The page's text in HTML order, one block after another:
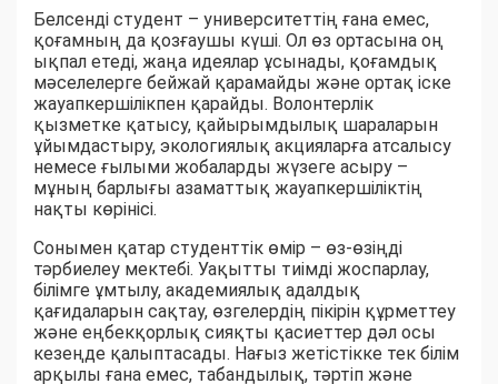
Белсенді студент – университеттің ғана емес,
қоғамның да қозғаушы күші. Ол өз ортасына оң
ықпал етеді, жаңа идеялар ұсынады, қоғамдық
мәселелерге бейжай қарамайды және ортақ іске
жауапкершілікпен қарайды. Волонтерлік
қызметке қатысу, қайырымдылық шараларын
ұйымдастыру, экологиялық акцияларға атсалысу
немесе ғылыми жобаларды жүзеге асыру –
мұның барлығы азаматтық жауапкершіліктің
нақты көрінісі.
Сонымен қатар студенттік өмір – өз-өзіңді
тәрбиелеу мектебі. Уақытты тиімді жоспарлау,
білімге ұмтылу, академиялық адалдық
қағидаларын сақтау, өзгелердің пікірін құрметтеу
және еңбекқорлық сияқты қасиеттер дәл осы
кезеңде қалыптасады. Нағыз жетістікке тек білім
арқылы ғана емес, табандылық, тәртіп және